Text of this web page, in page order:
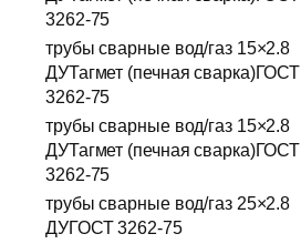
3262-75
трубы сварные вод/газ 15×2.8
ДУТагмет (печная сварка)ГОСТ
3262-75
трубы сварные вод/газ 15×2.8
ДУТагмет (печная сварка)ГОСТ
3262-75
трубы сварные вод/газ 25×2.8
ДУГОСТ 3262-75